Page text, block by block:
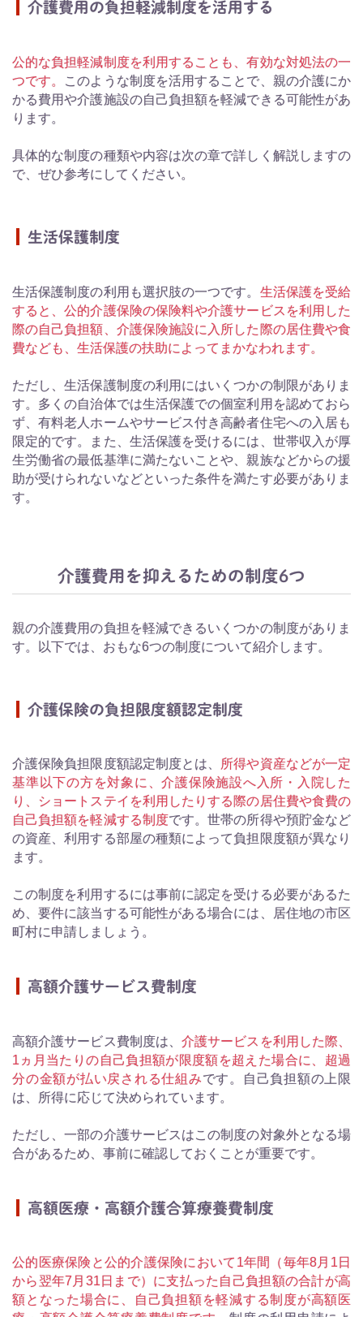
介護費用の負担軽減制度を活用する
公的な負担軽減制度を利用することも、有効な対処法の一
つです。 このような制度を活用することで、親の介護にか
かる費用や介護施設の自己負担額を軽減できる可能性があ
ります。
具体的な制度の種類や内容は次の章で詳しく解説しますの
で、ぜひ参考にしてください。
生活保護制度
生活保護制度の利用も選択肢の一つです。 生活保護を受給
すると、公的介護保険の保険料や介護サービスを利用した
際の自己負担額、介護保険施設に入所した際の居住費や食
費なども、生活保護の扶助によってまかなわれます。
ただし、生活保護制度の利用にはいくつかの制限がありま
す。多くの自治体では生活保護での個室利用を認めておら
ず、有料老人ホームやサービス付き高齢者住宅への入居も
限定的です。また、生活保護を受けるには、世帯収入が厚
生労働省の最低基準に満たないことや、親族などからの援
助が受けられないなどといった条件を満たす必要がありま
す。
介護費用を抑えるための制度6つ
親の介護費用の負担を軽減できるいくつかの制度がありま
す。以下では、おもな6つの制度について紹介します。
介護保険の負担限度額認定制度
介護保険負担限度額認定制度とは、
所得や資産などが一定
基準以下の方を対象に、介護保険施設へ入所・入院した
り、ショートステイを利用したりする際の居住費や食費の
自己負担額を軽減する制度です。世帯の所得や預貯金など
の資産、利用する部屋の種類によって負担限度額が異なり
ます。
この制度を利用するには事前に認定を受ける必要があるた
め、要件に該当する可能性がある場合には、居住地の市区
町村に申請しましょう。
高額介護サービス費制度
高額介護サービス費制度は、介護サービスを利用した際、
1ヵ月当たりの自己負担額が限度額を超えた場合に、超過
分の金額が払い戻される仕組みです。自己負担額の上限
は、所得に応じて決められています。
ただし、一部の介護サービスはこの制度の対象外となる場
合があるため、事前に確認しておくことが重要です。
高額医療・高額介護合算療養費制度
公的医療保険と公的介護保険において1年間（毎年8月1日
から翌年7月31日まで）に支払った自己負担額の合計が高
額となった場合に、自己負担額を軽減する制度が高額医